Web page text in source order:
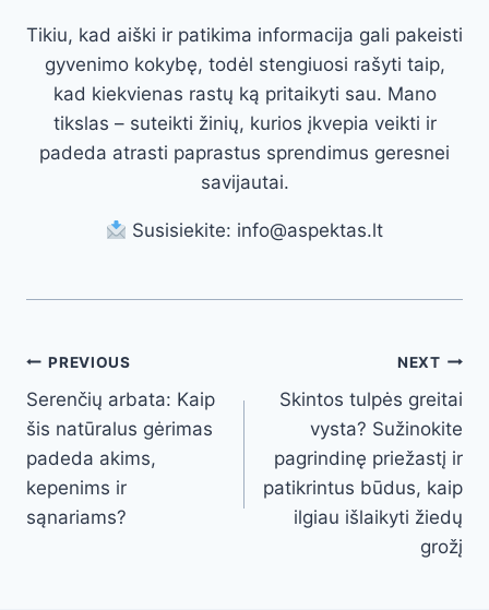
Tikiu, kad aiški ir patikima informacija gali pakeisti
gyvenimo kokybę, todėl stengiuosi rašyti taip,
kad kiekvienas rastų ką pritaikyti sau. Mano
tikslas – suteikti žinių, kurios įkvepia veikti ir
padeda atrasti paprastus sprendimus geresnei
savijautai.
Susisiekite: info@aspektas.lt
Post
navigation
PREVIOUS
Serenčių arbata: Kaip
šis natūralus gėrimas
padeda akims,
kepenims ir
sąnariams?
NEXT
Skintos tulpės greitai
vysta? Sužinokite
pagrindinę priežastį ir
patikrintus būdus, kaip
ilgiau išlaikyti žiedų
grožį